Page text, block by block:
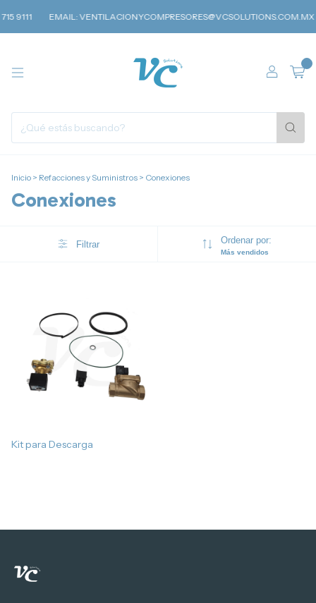
EMAIL:VENTILACIONYCOMPRESORES@VCSOLUTIONS.COM.MX
Inicio > Refacciones y Suministros > Conexiones
Conexiones
Filtrar Ordenar por:
Más vendidos
Kit para Descarga